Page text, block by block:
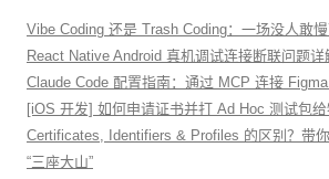
Vibe Coding 还是 Trash Coding：一场没人敢
React Native Android 真机调试连接断联问题详
Claude Code 配置指南：通过 MCP 连接
[iOS 开发] 如何申请证书并打 Ad Hoc 测试包
Certificates, Identifiers & Profiles 的区别？带
“三座大山”